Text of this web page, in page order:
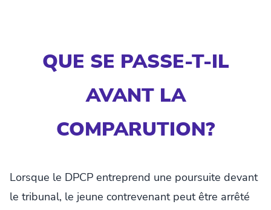
QUE SE PASSE-T-IL
AVANT LA
COMPARUTION?
Lorsque le DPCP entreprend une poursuite devant
le tribunal, le jeune contrevenant peut être arrêté